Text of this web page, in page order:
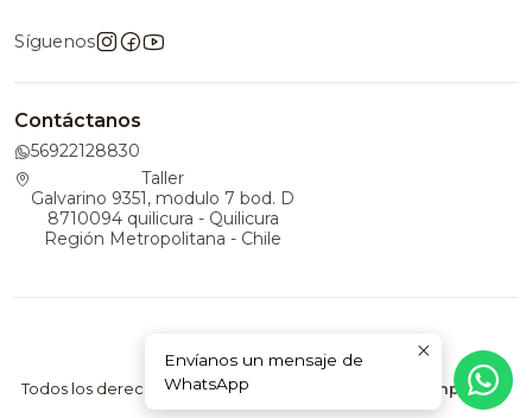
Síguenos
Contáctanos
56922128830
Taller
Galvarino 9351, modulo 7 bod. D
8710094 quilicura - Quilicura
Región Metropolitana - Chile
2026 TotalCampers.
Todos los derechos reservados.
Desarrollado por Jumpseller .
Envíanos un mensaje de
WhatsApp